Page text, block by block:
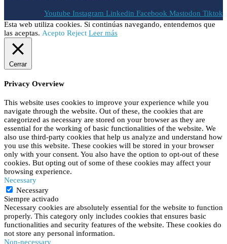
Youtube Instagram Linkedin Facebook Mastodon Tiktok
Esta web utiliza cookies. Si continúas navegando, entendemos que
las aceptas. Acepto Reject Leer más
Cerrar
Privacy Overview
This website uses cookies to improve your experience while you
navigate through the website. Out of these, the cookies that are
categorized as necessary are stored on your browser as they are
essential for the working of basic functionalities of the website. We
also use third-party cookies that help us analyze and understand how
you use this website. These cookies will be stored in your browser
only with your consent. You also have the option to opt-out of these
cookies. But opting out of some of these cookies may affect your
browsing experience.
Necessary
Necessary
Siempre activado
Necessary cookies are absolutely essential for the website to function
properly. This category only includes cookies that ensures basic
functionalities and security features of the website. These cookies do
not store any personal information.
Non-necessary